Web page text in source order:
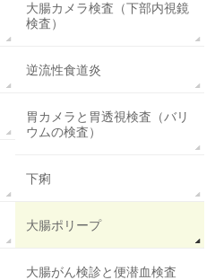
大腸カメラ検査（下部内視鏡
検査）
逆流性食道炎
胃カメラと胃透視検査（バリ
ウムの検査）
下痢
大腸ポリープ
大腸がん検診と便潜血検査